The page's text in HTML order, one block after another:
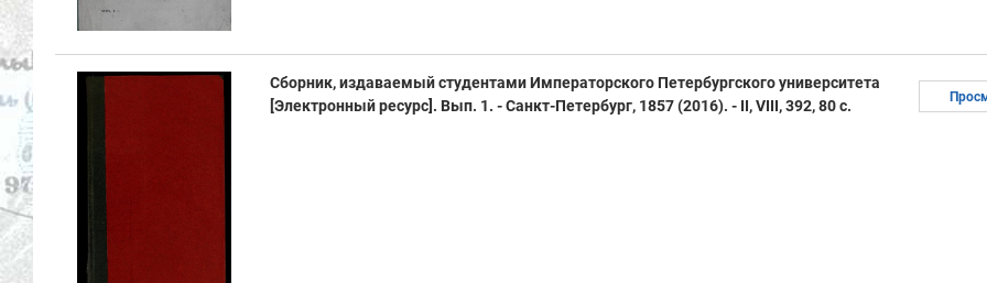
Сборник, издаваемый студентами Императорского Петербургского университета
[Электронный ресурс]. Вып. 1. - Санкт-Петербург, 1857 (2016). - II, VIII, 392, 80 с.